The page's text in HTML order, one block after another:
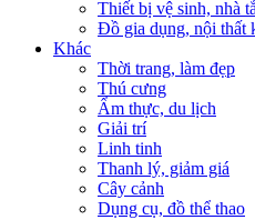
Thiết bị vệ sinh, nhà
Đồ gia dụng, nội thất
Khác
Thời trang, làm đẹp
Thú cưng
Ẩm thực, du lịch
Giải trí
Linh tinh
Thanh lý, giảm giá
Cây cảnh
Dụng cụ, đồ thể thao